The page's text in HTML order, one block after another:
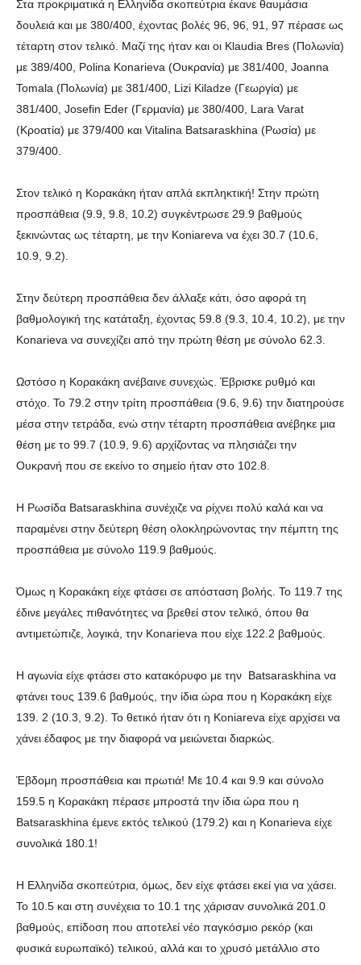
Στα προκριματικά η Ελληνίδα σκοπεύτρια έκανε θαυμάσια
δουλειά και με 380/400, έχοντας βολές 96, 96, 91, 97 πέρασε ως
τέταρτη στον τελικό. Μαζί της ήταν και οι Klaudia Bres (Πολωνία)
με 389/400, Polina Konarieva (Ουκρανία) με 381/400, Joanna
Tomala (Πολωνία) με 381/400, Lizi Kiladze (Γεωργία) με
381/400, Josefin Eder (Γερμανία) με 380/400, Lara Varat
(Κροατία) με 379/400 και Vitalina Batsaraskhina (Ρωσία) με
379/400.
Στον τελικό η Κορακάκη ήταν απλά εκπληκτική! Στην πρώτη
προσπάθεια (9.9, 9.8, 10.2) συγκέντρωσε 29.9 βαθμούς
ξεκινώντας ως τέταρτη, με την Koniareva να έχει 30.7 (10.6,
10.9, 9.2).
Στην δεύτερη προσπάθεια δεν άλλαξε κάτι, όσο αφορά τη
βαθμολογική της κατάταξη, έχοντας 59.8 (9.3, 10.4, 10.2), με την
Konarieva να συνεχίζει από την πρώτη θέση με σύνολο 62.3.
Ωστόσο η Κορακάκη ανέβαινε συνεχώς. Έβρισκε ρυθμό και
στόχο. Το 79.2 στην τρίτη προσπάθεια (9.6, 9.6) την διατηρούσε
μέσα στην τετράδα, ενώ στην τέταρτη προσπάθεια ανέβηκε μια
θέση με το 99.7 (10.9, 9.6) αρχίζοντας να πλησιάζει την
Ουκρανή που σε εκείνο το σημείο ήταν στο 102.8.
Η Ρωσίδα Batsaraskhina συνέχιζε να ρίχνει πολύ καλά και να
παραμένει στην δεύτερη θέση ολοκληρώνοντας την πέμπτη της
προσπάθεια με σύνολο 119.9 βαθμούς.
Όμως η Κορακάκη είχε φτάσει σε απόσταση βολής. Το 119.7 της
έδινε μεγάλες πιθανότητες να βρεθεί στον τελικό, όπου θα
αντιμετώπιζε, λογικά, την Konarieva που είχε 122.2 βαθμούς.
Η αγωνία είχε φτάσει στο κατακόρυφο με την Batsaraskhina να
φτάνει τους 139.6 βαθμούς, την ίδια ώρα που η Κορακάκη είχε
139. 2 (10.3, 9.2). Το θετικό ήταν ότι η Koniareva είχε αρχίσει να
χάνει έδαφος με την διαφορά να μειώνεται διαρκώς.
Έβδομη προσπάθεια και πρωτιά! Με 10.4 και 9.9 και σύνολο
159.5 η Κορακάκη πέρασε μπροστά την ίδια ώρα που η
Batsaraskhina έμενε εκτός τελικού (179.2) και η Konarieva είχε
συνολικά 180.1!
Η Ελληνίδα σκοπεύτρια, όμως, δεν είχε φτάσει εκεί για να χάσει.
Το 10.5 και στη συνέχεια το 10.1 της χάρισαν συνολικά 201.0
βαθμούς, επίδοση που αποτελεί νέο παγκόσμιο ρεκόρ (και
φυσικά ευρωπαϊκό) τελικού, αλλά και το χρυσό μετάλλιο στο